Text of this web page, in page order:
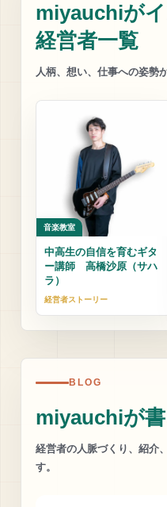
miyauchiが
経営者一覧
人柄、想い、仕事への姿勢
音楽教室
中高生の自信を育むギタ
ー講師 高橋沙原（サハ
ラ）
経営者ストーリー
BLOG
miyauchiが
経営者の人脈づくり、紹介
す。